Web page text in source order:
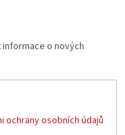
o nových
ochrany osobních údajů